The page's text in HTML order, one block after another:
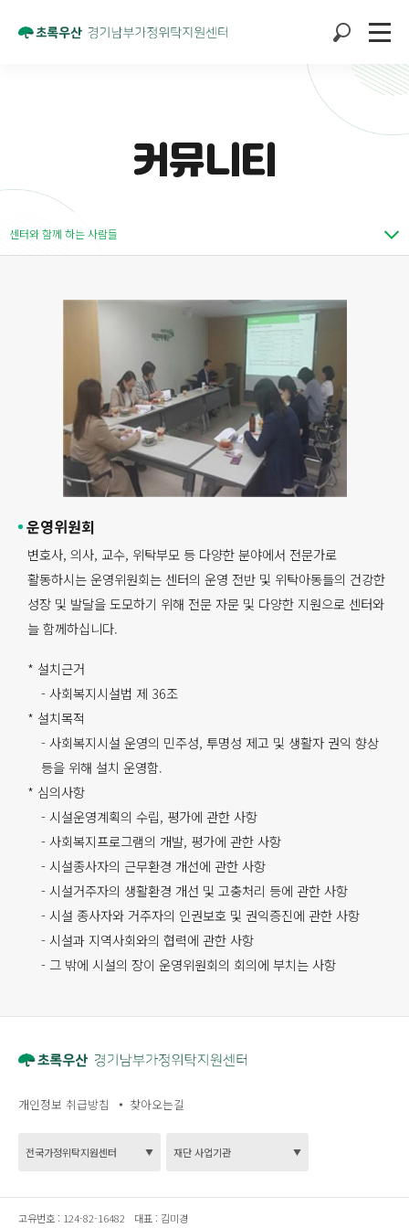
커뮤니티
센터와 함께 하는 사람들
운영위원회
변호사, 의사, 교수, 위탁부모 등 다양한 분야에서 전문가로
활동하시는 운영위원회는 센터의 운영 전반 및 위탁아동들의 건강한
성장 및 발달을 도모하기 위해 전문 자문 및 다양한 지원으로 센터와
늘 함께하십니다.
* 설치근거
- 사회복지시설법 제 36조
* 설치목적
- 사회복지시설 운영의 민주성, 투명성 제고 및 생활자 권익 향상
등을 위해 설치 운영함.
* 심의사항
- 시설운영계획의 수립, 평가에 관한 사항
- 사회복지프로그램의 개발, 평가에 관한 사항
- 시설종사자의 근무환경 개선에 관한 사항
- 시설거주자의 생활환경 개선 및 고충처리 등에 관한 사항
- 시설 종사자와 거주자의 인권보호 및 권익증진에 관한 사항
- 시설과 지역사회와의 협력에 관한 사항
- 그 밖에 시설의 장이 운영위원회의 회의에 부치는 사항
개인정보 취급방침 찾아오는길
고유번호 : 124-82-16482 대표 : 김미경